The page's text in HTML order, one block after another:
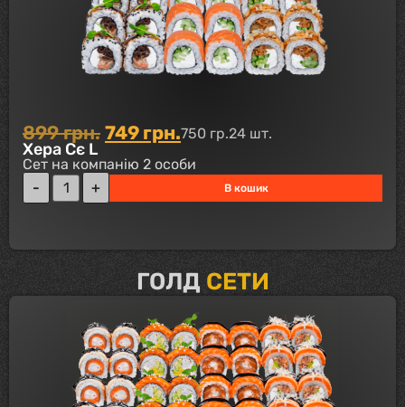
899грн. 749 грн.750 гр.24 шт.
Хера Сє L
Сет на компанію 2 особи
В кошик
ГОЛД СЕТИ